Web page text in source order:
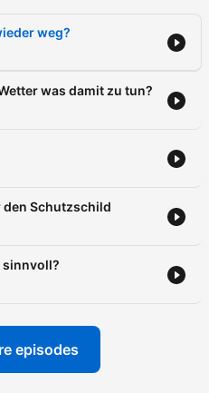
weg?
was damit zu tun?
den Schutzschild
sinnvoll?
episodes